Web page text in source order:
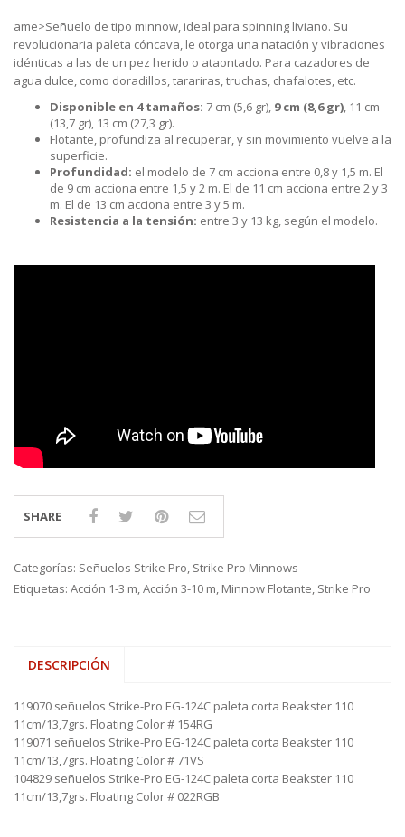
ame>Señuelo de tipo minnow, ideal para spinning liviano. Su
revolucionaria paleta cóncava, le otorga una natación y vibraciones
idénticas a las de un pez herido o ataontado. Para cazadores de
agua dulce, como doradillos, tarariras, truchas, chafalotes, etc.
Disponible en 4 tamaños: 7 cm (5,6 gr), 9 cm (8,6 gr), 11 cm
(13,7 gr), 13 cm (27,3 gr).
Flotante, profundiza al recuperar, y sin movimiento vuelve a la
superficie.
Profundidad: el modelo de 7 cm acciona entre 0,8 y 1,5 m. El
de 9 cm acciona entre 1,5 y 2 m. El de 11 cm acciona entre 2 y 3
m. El de 13 cm acciona entre 3 y 5 m.
Resistencia a la tensión: entre 3 y 13 kg, según el modelo.
SHARE
Categorías: Señuelos Strike Pro, Strike Pro Minnows
Etiquetas: Acción 1-3 m,Acción 3-10 m, Minnow Flotante, Strike Pro
DESCRIPCIÓN
119070 señuelos Strike-Pro EG-124C paleta corta Beakster 110
11cm/13,7grs. Floating Color # 154RG
119071 señuelos Strike-Pro EG-124C paleta corta Beakster 110
11cm/13,7grs. Floating Color # 71VS
104829 señuelos Strike-Pro EG-124C paleta corta Beakster 110
11cm/13,7grs. Floating Color # 022RGB